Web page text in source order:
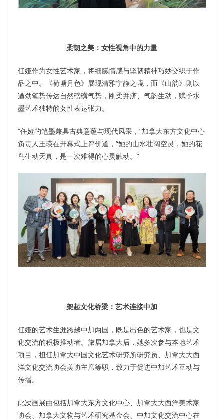
柔韧之美：女性视角中的力量
任娅作为女性艺术家，将细腻情感与坚韧精神巧妙交织于作
品之中。《荷塘月色》展现清雅宁静之境，而《山韵》则以
遒劲笔势传达自然磅礴气势，刚柔并济、气韵生动，赋予水
墨艺术独特的女性表达张力。
“任娅的笔墨兼具古典意蕴与现代风采，”加拿大东方文化中心
负责人王瑛在开幕式上评价道，“她的山水壮阔空灵，她的花
鸟生动天真，是一次难得的心灵触动。”
架起文化桥梁：艺术连接中加
任娅的艺术生涯跨越中加两国，既是出色的艺术家，也是文
化交流的积极推动者。旅居加拿大后，她多次参与本地艺术
项目，担任加拿大中国文化艺术研究所研究员、加拿大大西
洋文化交流协会美协主席等职，致力于促进中加艺术互动与
传播。
此次画展由包括加拿大东方文化中心、加拿大大西洋美术家
协会、加拿大文物与艺术研究基金会、中加文化交流中心在